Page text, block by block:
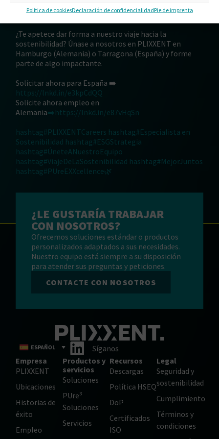
Política de cookiesDeclaración de confidencialidadPie de imprenta
información.
¿Te apetece dar forma a nuestro viaje hacia la
sostenibilidad? Únase a nosotros en PLIXXENT en
Hamburgo (Alemania) o Tarragona (España) y forme
parte de algo impactante.
Solicitar ahora para España ➡️
https://lnkd.in/e3kpCdQQ
Solicite ahora empleo en
Alemania➡️https://lnkd.in/e87vHqSn
hashtag#PLIXXENTCareers hashtag#Especialista en
Sostenibilidad hashtag#ESGStrategia
hashtag#ÚneteANuestroEquipo
hashtag#ViajeDeLaSostenibilidad hashtag#MejorJuntos
hashtag#PUreEXXcellence🌿
¿LE GUSTARÍA TRABAJAR
CON NOSOTROS?
Ofrecemos soluciones estándar o productos
personalizados adaptados a sus necesidades.
Nuestro equipo está siempre a su disposición
para atender sus preguntas y peticiones.
CONTACTE CON NOSOTROS
ESPAÑOL
Síganos
Empresa
PLIXXENT
Ubicaciones
Historias de
éxito
Empleo
Productos y
servicios
Soluciones
PUre³
Soluciones
Servicios
Recursos
Descargas
Política HSEQ
DoP
Certificados
ISO
Legal
Seguridad y
sostenibilidad
Cumplimiento
Términos y
condiciones